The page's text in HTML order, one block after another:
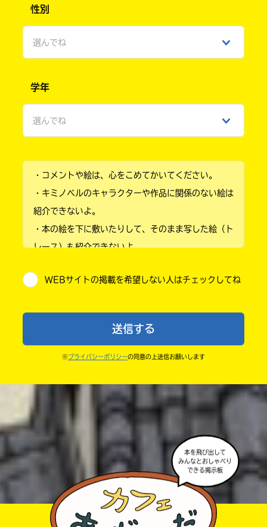
性別
選んでね
ひみつ
学年
選んでね
小学2年
小学4年
小学6年
中学1年
・コメントや絵は、心をこめてかいてください。
・キミノベルのキャラクターや作品に関係のない絵は
紹介できないよ。
・本の絵を下に敷いたりして、そのまま写した絵（ト
レース）も紹介できないよ。
・送ってからすぐには紹介されないので、待ってて
ならないよう気をつけてね。
・キャンペーン開催中は、投稿した後の画面にバナー
・ポプラ社の宣伝物で紹介させてもらうことがある
よ。
・かき終えたら、人を傷つけていたり、個人情報をか
きこんでいたり、字がまちがっていたりしないか、読
WEBサイトの掲載を希望しない人はチェックしてね
送信する
※ プライバシーポリシーの同意の上送信お願いします
本を飛び出して
みんなとおしゃべり
できる掲示板